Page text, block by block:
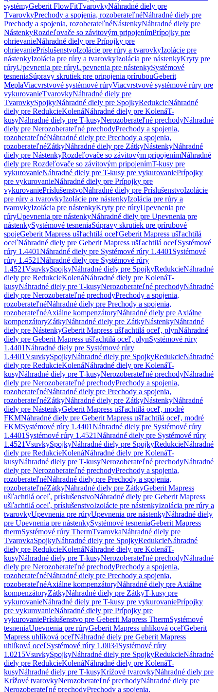
systémyGeberit FlowFitTvarovkyNáhradné diely pre
TvarovkyPrechody a spojenia, rozoberateľnéNáhradné diely pre
Prechody a spojenia, rozoberateľnéNástenkyNáhradné diely pre
NástenkyRozdeľovače so závitovým pripojenímPrípojky pre
ohrievanieNáhradné diely pre Prípojky pre
ohrievaniePríslušenstvoIzolácie pre rúry a tvarovkyIzolácie pre
nástenkyIzolácia pre rúry a tvarovkyIzolácia pre nástenkyKryty pre
rúryUpevnenia pre rúryUpevnenia pre nástenkySystémové
tesneniaSúpravy skrutiek pre pripojenia prírubouGeberit
MeplaViacvrstvové systémové rúryViacvrstvové systémové rúry pre
vykurovanieTvarovkyNáhradné diely pre
TvarovkySpojkyNáhradné diely pre SpojkyRedukcieNáhradné
diely pre RedukcieKolenáNáhradné diely pre KolenáT-
kusyNáhradné diely pre T-kusyNerozoberateľné prechodyNáhradné
diely pre Nerozoberateľné prechodyPrechody a spojenia,
rozoberateľnéNáhradné diely pre Prechody a spojenia,
rozoberateľnéZátkyNáhradné diely pre ZátkyNástenkyNáhradné
diely pre NástenkyRozdeľovače so závitovým pripojenímNáhradné
diely pre Rozdeľovače so závitovým pripojenímT-kusy pre
vykurovanieNáhradné diely pre T-kusy pre vykurovaniePrípojky
pre vykurovanieNáhradné diely pre Prípojky pre
vykurovaniePríslušenstvoNáhradné diely pre PríslušenstvoIzolácie
pre rúry a tvarovkyIzolácie pre nástenkyIzolácia pre rúry a
tvarovkyIzolácia pre nástenkyKryty pre rúryUpevnenia pre
rúryUpevnenia pre nástenkyNáhradné diely pre Upevnenia pre
nástenkySystémové tesneniaSúpravy skrutiek pre prírubové
spojeGeberit Mapress ušľachtilá oceľGeberit Mapress ušľachtilá
oceľNáhradné diely pre Geberit Mapress ušľachtilá oceľSystémové
rúry 1.4401Náhradné diely pre Systémové rúry 1.4401 Systémové
rúry 1.4521Náhradné diely pre Systémové rúry
1.4521VsuvkySpojkyNáhradné diely pre SpojkyRedukcieNáhradné
diely pre RedukcieKolenáNáhradné diely pre KolenáT-
kusyNáhradné diely pre T-kusyNerozoberateľné prechodyNáhradné
diely pre Nerozoberateľné prechodyPrechody a spojenia,
rozoberateľnéNáhradné diely pre Prechody a spojenia,
rozoberateľnéAxiálne kompenzátoryNáhradné diely pre Axiálne
kompenzátoryZátkyNáhradné diely pre ZátkyNástenkyNáhradné
diely pre NástenkyGeberit Mapress ušľachtilá oceľ, plynNáhradné
diely pre Geberit Mapress ušľachtilá oceľ, plynSystémové rúry
1.4401Náhradné diely pre Systémové rúry
1.4401VsuvkySpojkyNáhradné diely pre SpojkyRedukcieNáhradné
diely pre RedukcieKolenáNáhradné diely pre KolenáT-
kusyNáhradné diely pre T-kusyNerozoberateľné prechodyNáhradné
diely pre Nerozoberateľné prechodyPrechody a spojenia,
rozoberateľnéNáhradné diely pre Prechody a spojenia,
rozoberateľnéZátkyNáhradné diely pre ZátkyNástenkyNáhradné
diely pre NástenkyGeberit Mapress ušľachtilá oceľ, modré
FKMNáhradné diely pre Geberit Mapress ušľachtilá oceľ, modré
FKMSystémové rúry 1.4401Náhradné diely pre Systémové rúry
1.4401 Systémové rúry 1.4521Náhradné diely pre Systémové rúry
1.4521VsuvkySpojkyNáhradné diely pre SpojkyRedukcieNáhradné
diely pre RedukcieKolenáNáhradné diely pre KolenáT-
kusyNáhradné diely pre T-kusyNerozoberateľné prechodyNáhradné
diely pre Nerozoberateľné prechodyPrechody a spojenia,
rozoberateľnéNáhradné diely pre Prechody a spojenia,
rozoberateľnéZátkyNáhradné diely pre ZátkyGeberit Mapress
ušľachtilá oceľ, príslušenstvoNáhradné diely pre Geberit Mapress
ušľachtilá oceľ, príslušenstvoIzolácie pre nástenkyIzolácia pre rúry a
tvarovkyUpevnenia pre rúryUpevnenia pre nástenkyNáhradné diely
pre Upevnenia pre nástenkySystémové tesneniaGeberit Mapress
thermSystémové rúry ThermTvarovkaNáhradné diely pre
TvarovkaSpojkyNáhradné diely pre SpojkyRedukcieNáhradné
diely pre RedukcieKolenáNáhradné diely pre KolenáT-
kusyNáhradné diely pre T-kusyNerozoberateľné prechodyNáhradné
diely pre Nerozoberateľné prechodyPrechody a spojenia,
rozoberateľnéNáhradné diely pre Prechody a spojenia,
rozoberateľnéAxiálne kompenzátoryNáhradné diely pre Axiálne
kompenzátoryZátkyNáhradné diely pre ZátkyT-kusy pre
vykurovanieNáhradné diely pre T-kusy pre vykurovaniePrípojky
pre vykurovanieNáhradné diely pre Prípojky pre
vykurovaniePríslušenstvo pre Geberit Mapress ThermSystémové
tesneniaUpevnenia pre rúryGeberit Mapress uhlíková oceľGeberit
Mapress uhlíková oceľNáhradné diely pre Geberit Mapress
uhlíková oceľSystémové rúry 1.0034Systémové rúry
1.0215VsuvkySpojkyNáhradné diely pre SpojkyRedukcieNáhradné
diely pre RedukcieKolenáNáhradné diely pre KolenáT-
kusyNáhradné diely pre T-kusyKrížové tvarovkyNáhradné diely pre
Krížové tvarovkyNerozoberateľné prechodyNáhradné diely pre
Nerozoberateľné prechodyPrechody a spojenia,